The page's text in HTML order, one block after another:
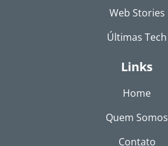
Web Stories
Últimas Tech
Links
Home
Quem Somos
Contato